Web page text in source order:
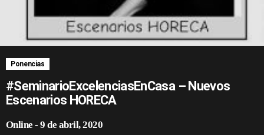
Ponencias
#SeminarioExcelenciasEnCasa – Nuevos
Escenarios HORECA
Online -9 de abril, 2020